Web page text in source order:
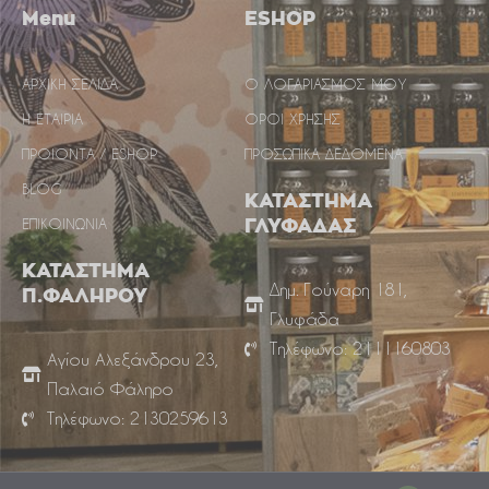
Menu
ΑΡΧΙΚΗ ΣΕΛΙΔΑ
Η ΕΤΑΙΡΙΑ
ΠΡΟΙΟΝΤΑ / ESHOP
BLOG
ΕΠΙΚΟΙΝΩΝΙΑ
ΚΑΤΑΣΤΗΜΑ
Π.ΦΑΛΗΡΟΥ
Αγίου Αλεξάνδρου 23,
Παλαιό Φάληρο
Τηλέφωνο: 2130259613
ESHOP
Ο ΛΟΓΑΡΙΑΣΜΟΣ ΜΟΥ
ΟΡΟΙ ΧΡΗΣΗΣ
ΠΡΟΣΩΠΙΚΑ ΔΕΔΟΜΕΝΑ
ΚΑΤΑΣΤΗΜΑ
ΓΛΥΦΑΔΑΣ
Δημ. Γούναρη 181,
Γλυφάδα
Τηλέφωνο: 2111160803